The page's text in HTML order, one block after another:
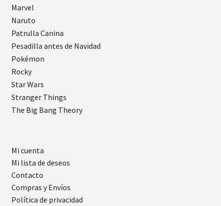
Marvel
Naruto
Patrulla Canina
Pesadilla antes de Navidad
Pokémon
Rocky
Star Wars
Stranger Things
The Big Bang Theory
Mi cuenta
Mi lista de deseos
Contacto
Compras y Envíos
Política de privacidad